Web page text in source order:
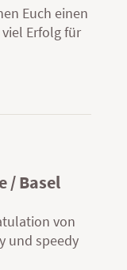
Euch einen
Erfolg für
/ Basel
von
und speedy